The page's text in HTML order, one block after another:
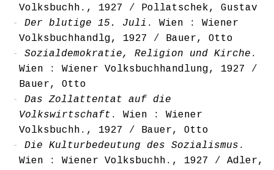
Volksbuchh., 1927
/ Pollatschek, Gustav
Der blutige 15. Juli . Wien : Wiener
Volksbuchhandlg, 1927
/ Bauer, Otto
Sozialdemokratie, Religion und Kirche .
Wien : Wiener Volksbuchhandlung, 1927
/
Bauer, Otto
Das Zollattentat auf die
Volkswirtschaft . Wien : Wiener
Volksbuchh., 1927
/ Bauer, Otto
Die Kulturbedeutung des Sozialismus .
Wien : Wiener Volksbuchh., 1927
/ Adler,